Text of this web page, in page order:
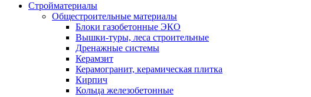
Стройматериалы
Oбщестроительные материалы
Блоки газобетонные ЭКО
Вышки-туры, леса строительные
Дренажные системы
Керамзит
Керамогранит, керамическая плитка
Кирпич
Кольца железобетонные